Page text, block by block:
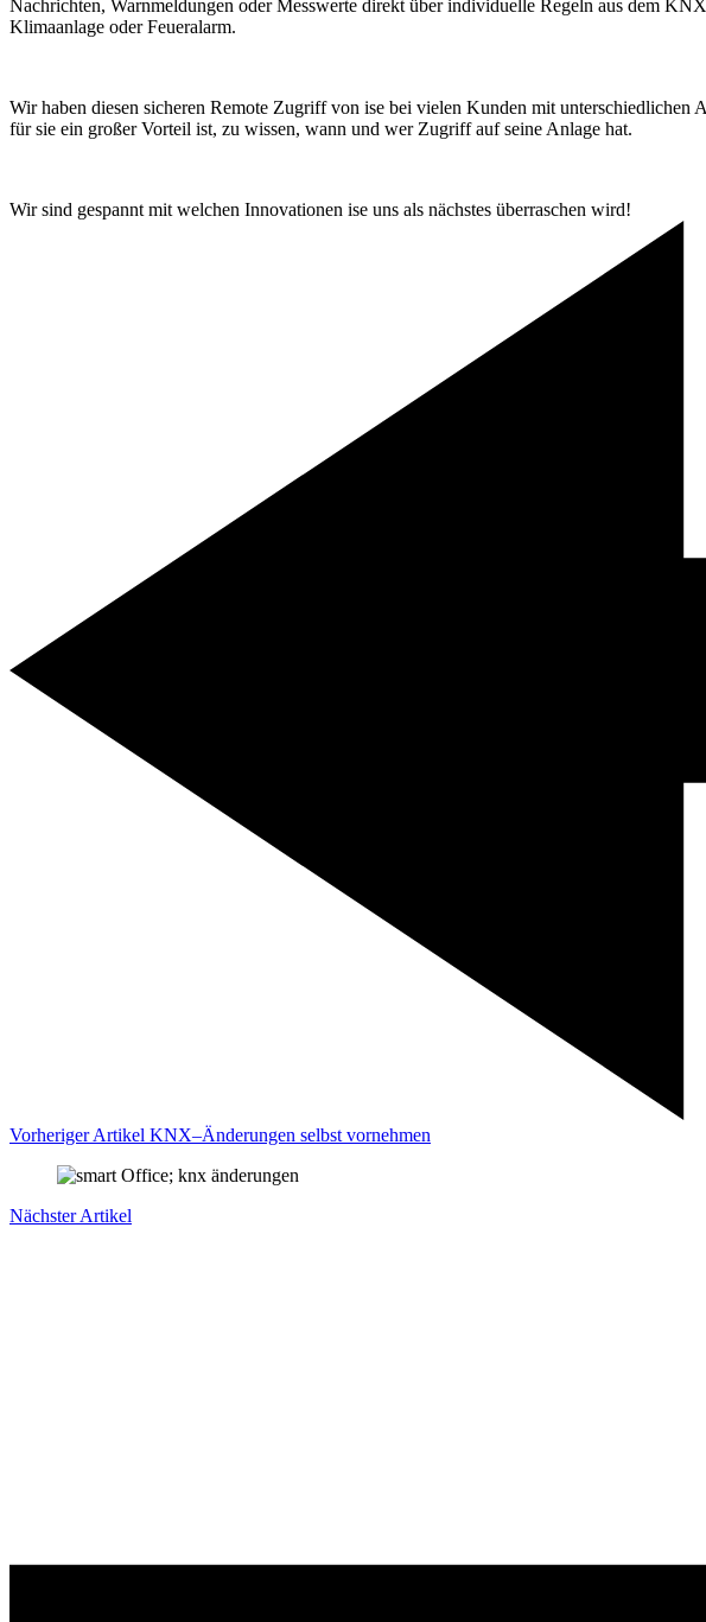
Nachrichten, Warnmeldungen oder Messwerte direkt über individuelle Regeln aus dem
Klimaanlage oder Feueralarm.
Wir haben diesen sicheren Remote Zugriff von ise bei vielen Kunden mit
für sie ein großer Vorteil ist, zu wissen, wann und wer Zugriff auf seine Anlage hat.
Wir sind gespannt mit welchen Innovationen ise uns als nächstes überraschen wird!
Vorheriger Artikel KNX–Änderungen selbst vornehmen
Nächster Artikel